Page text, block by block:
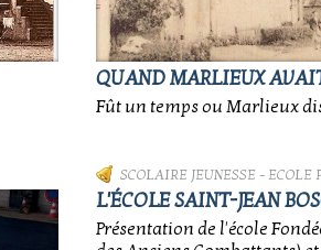
QUAND MARLIEUX
Fût un temps ou Marlieux
SCOLAIRE JEUNESSE- ECOLE
L'ÉCOLE SAINT-JEAN
Présentation de l'école